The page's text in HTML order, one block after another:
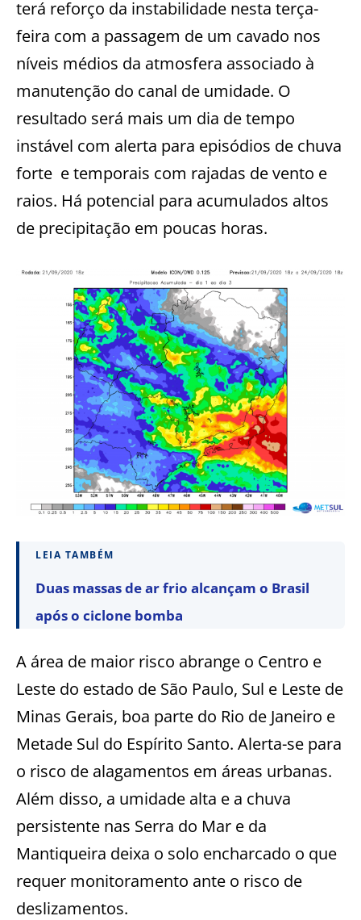
terá reforço da instabilidade nesta terça-
feira com a passagem de um cavado nos
níveis médios da atmosfera associado à
manutenção do canal de umidade. O
resultado será mais um dia de tempo
instável com alerta para episódios de chuva
forte e temporais com rajadas de vento e
raios. Há potencial para acumulados altos
de precipitação em poucas horas.
LEIA TAMBÉM
Duas massas de ar frio alcançam o Brasil
após o ciclone bomba
A área de maior risco abrange o Centro e
Leste do estado de São Paulo, Sul e Leste de
Minas Gerais, boa parte do Rio de Janeiro e
Metade Sul do Espírito Santo. Alerta-se para
o risco de alagamentos em áreas urbanas.
Além disso, a umidade alta e a chuva
persistente nas Serra do Mar e da
Mantiqueira deixa o solo encharcado o que
requer monitoramento ante o risco de
deslizamentos.